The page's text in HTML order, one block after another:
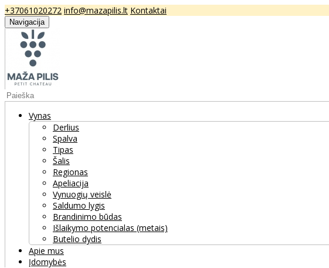
+37061020272 info@mazapilis.lt Kontaktai
Navigacija
Vynas
Derlius
Spalva
Tipas
Šalis
Regionas
Apeliacija
Vynuogių veislė
Saldumo lygis
Brandinimo būdas
Išlaikymo potencialas (metais)
Butelio dydis
Apie mus
Įdomybės